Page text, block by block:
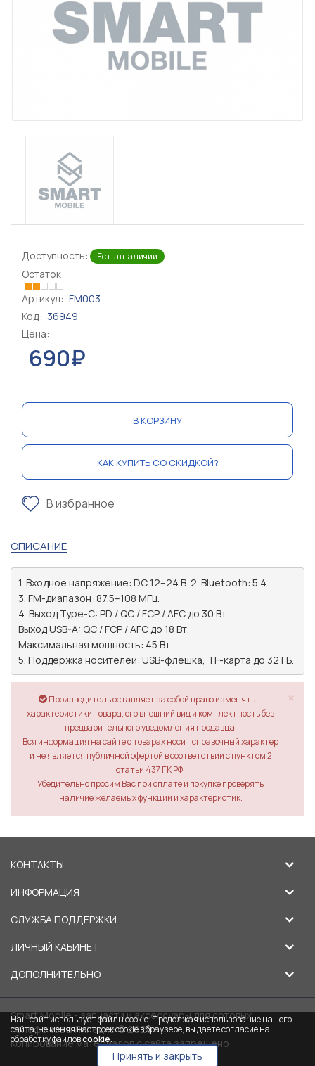
Доступность: Есть в наличии
Остаток
Артикул: FM003
Код: 36949
Цена:
690₽
В КОРЗИНУ
КАК КУПИТЬ СО СКИДКОЙ?
В избранное
ОПИСАНИЕ
1. Входное напряжение: DC 12–24 В. 2. Bluetooth: 5.4.
3. FM-диапазон: 87.5–108 МГц.
4. Выход Type-C: PD / QC / FCP / AFC до 30 Вт.
Выход USB-A: QC / FCP / AFC до 18 Вт.
Максимальная мощность: 45 Вт.
5. Поддержка носителей: USB-флешка, TF-карта до 32 ГБ.
×
Производитель оставляет за собой право изменять
характеристики товара, его внешний вид и комплектность без
предварительного уведомления продавца.
Вся информация на сайте о товарах носит справочный характер
и не является публичной офертой в соответствии с пунктом 2
статьи 437 ГК РФ.
Убедительно просим Вас при оплате и покупке проверять
наличие желаемых функций и характеристик.
КОНТАКТЫ
ИНФОРМАЦИЯ
СЛУЖБА ПОДДЕРЖКИ
ЛИЧНЫЙ КАБИНЕТ
ДОПОЛНИТЕЛЬНО
Smart Mobile - запчасти и аксессуары для сотовых
телефонов в Липецке © 2026
Копирование материалов с сайта запрещено
Наш сайт использует файлы cookie. Продолжая использование нашего
сайта, не меняя настроек cookie в браузере, вы даете согласие на
обработку файловcookie.
Принять и закрыть